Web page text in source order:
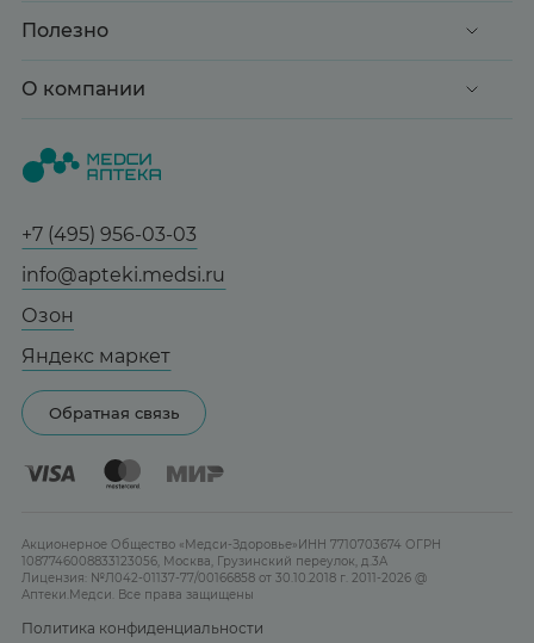
Акции
Здоровье
Медицинские товары
Мама и малыш
Тревога и стресс
Здоровый сон
Женская гигиена
Бренды
Полезно
Доставка и оплата
Статьи и новости
Справочник болезней
Гарантии
Сотрудничество
Реклама на сайте
Карта сайта
О компании
Все аптеки
Отзывы
Лицензия
+7 (495) 956-03-03
info@apteki.medsi.ru
Озон
Яндекс маркет
Обратная связь
Акционерное Общество «Медси-Здоровье»ИНН 7710703674 ОГРН
1087746008833123056, Москва, Грузинский переулок, д.3А
Лицензия: №Л042-01137-77/00166858 от 30.10.2018 г. 2011-2026 @
Аптеки.Медси. Все права защищены
Политика конфиденциальности